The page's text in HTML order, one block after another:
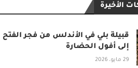
الأخيرة
قبيلة بلي في الأندلس من فجر الفتح
إلى أفول الحضارة
29 مايو، 2026